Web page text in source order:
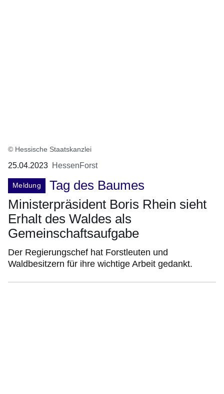
© Hessische Staatskanzlei
25.04.2023 HessenForst
Meldung
Tag des Baumes
Ministerpräsident Boris Rhein sieht
Erhalt des Waldes als
Gemeinschaftsaufgabe
Der Regierungschef hat Forstleuten und
Waldbesitzern für ihre wichtige Arbeit gedankt.